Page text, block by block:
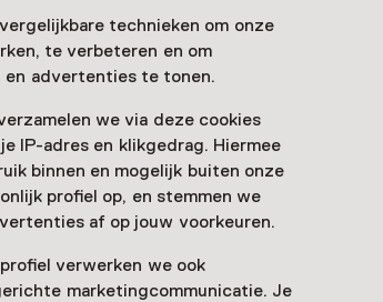
technieken om onze
te verbeteren en om
en advertenties te tonen.
we via deze cookies
IP-adres en klikgedrag. Hiermee
binnen en mogelijk buiten onze
profiel op, en stemmen we
af op jouw voorkeuren.
verwerken we ook
marketingcommunicatie. Je
2025
– of eentje die al jaren in de familie is –
over weten? Kom dan zaterdag 18 oktober